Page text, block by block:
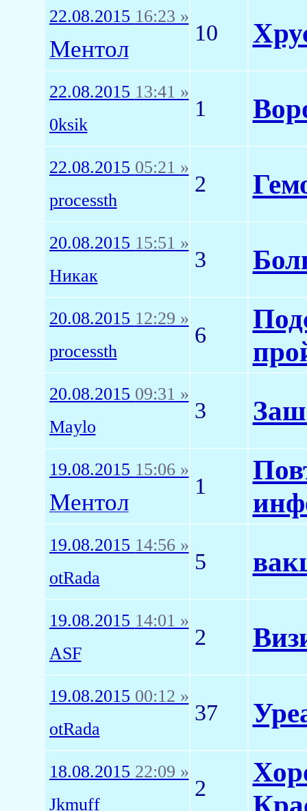
22.08.2015 16:23 »
Ментол
10
22.08.2015 13:41 »
0ksik
1
22.08.2015 05:21 »
processth
2
20.08.2015 15:51 »
Никак
3
20.08.2015 12:29 »
processth
6
20.08.2015 09:31 »
Maylo
3
19.08.2015 15:06 »
Ментол
1
19.08.2015 14:56 »
otRada
5
19.08.2015 14:01 »
ASF
2
19.08.2015 00:12 »
otRada
37
18.08.2015 22:09 »
Jkmuff
2